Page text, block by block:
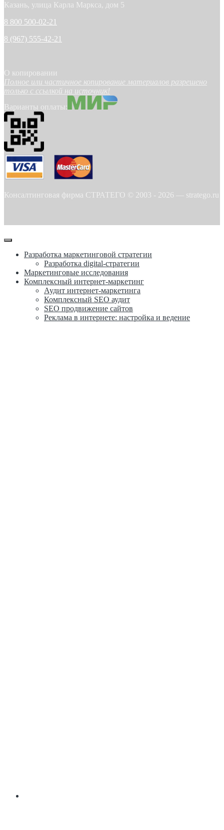
Казань, улица Карла Маркса, дом 5
8 800 500-02-21
8 (967) 555-42-21
О копировании
Полное или частичное копирование материалов разрешено
только с ссылкой на источник!
Варианты оплаты:
Консалтинговая фирма СТРАТЕГО © 2003 - 2026 — stratego.ru
Разработка маркетинговой стратегии
Разработка digital-стратегии
Маркетинговые исследования
Комплексный интернет-маркетинг
Аудит интернет-маркетинга
Комплексный SEO аудит
SEO продвижение сайтов
Реклама в интернете: настройка и ведение